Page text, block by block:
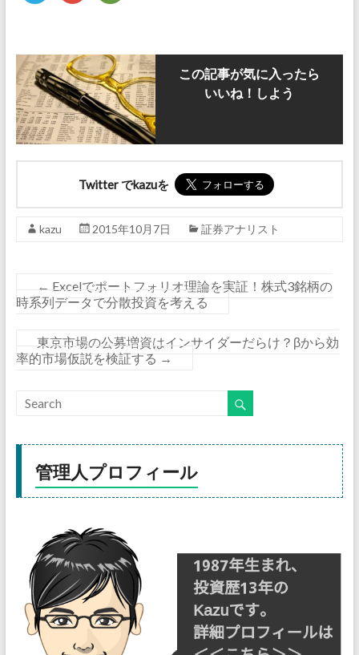
この記事が気に入ったら
いいね！しよう
Twitter でkazuを
kazu 2015年10月7日 証券アナリスト
← Excelでポートフォリオ理論を実証！株式3銘柄の
時系列データで分散投資を考える
東京市場の公募増資はインサイダーだらけ？βから効
率的市場仮説を検証する →
管理人プロフィール